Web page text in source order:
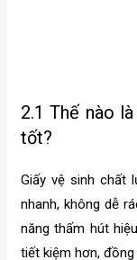
2.1 Thế nào
tốt?
Giấy vệ sinh chất
nhanh, không dễ
năng thấm hút
tiết kiệm hơn,